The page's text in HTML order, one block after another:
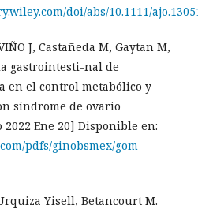
doi/abs/10.1111/
J, Castañeda M, Gaytan M,
gastrointesti-nal de
en el control metabólico y
síndrome de ovario
Ene 20] Disponible en:
pdfs/ginobsmex/gom-
Yisell, Betancourt M.